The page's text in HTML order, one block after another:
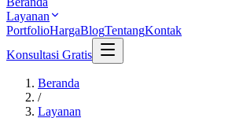
Layanan
PortfolioHargaBlogTentangKontak
Konsultasi Gratis
Beranda
/
Layanan